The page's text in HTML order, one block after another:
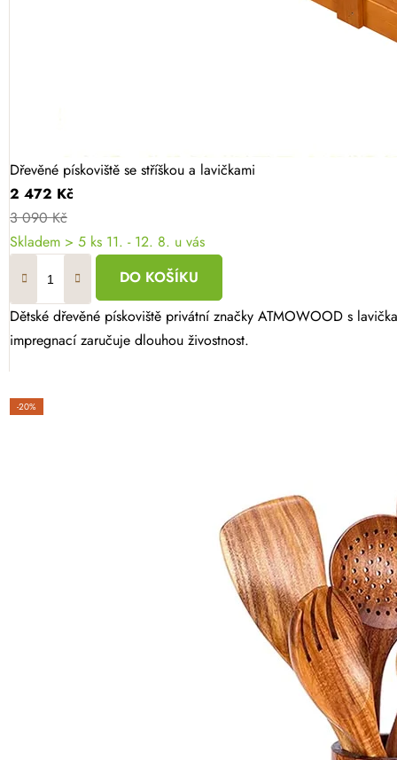
Dřevěné pískoviště se stříškou a lavičkami
2 472 Kč
3 090 Kč
Skladem > 5 ks 11. - 12. 8. u vás
DO KOŠÍKU
Dětské dřevěné pískoviště privátní značky ATMOWOOD s
impregnací zaručuje dlouhou živostnost.
-20%